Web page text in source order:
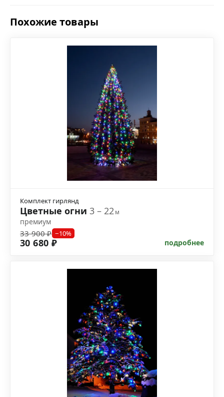
Похожие товары
Комплект гирлянд
Цветные огни 3 – 22м
премиум
33 900 ₽ −10%
30 680 ₽ подробнее